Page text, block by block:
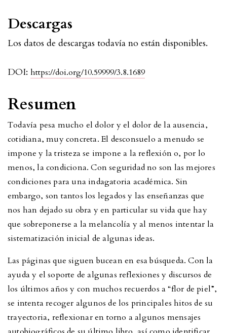
DOI: https://doi.org/10.59999/3.8.1689
Resumen
Todavía pesa mucho el dolor y el dolor de la ausencia,
cotidiana, muy concreta. El desconsuelo a menudo se
impone y la tristeza se impone a la reflexión o, por lo
menos, la condiciona. Con seguridad no son las mejores
condiciones para una indagatoria académica. Sin
embargo, son tantos los legados y las enseñanzas que
nos han dejado su obra y en particular su vida que hay
que sobreponerse a la melancolía y al menos intentar la
sistematización inicial de algunas ideas.
Las páginas que siguen bucean en esa búsqueda. Con la
ayuda y el soporte de algunas reflexiones y discursos de
los últimos años y con muchos recuerdos a “flor de piel”,
se intenta recoger algunos de los principales hitos de su
trayectoria, reflexionar en torno a algunos mensajes
Descargas
Los datos de descargas todavía no están disponibles.